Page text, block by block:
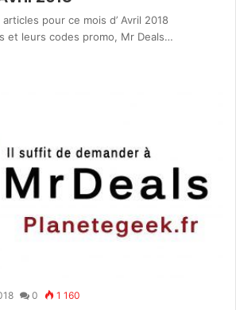
pour ce mois d’ Avril 2018
et leurs codes promo, Mr Deals…
0 1 160